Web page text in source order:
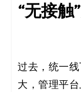
“无接触
过去，统一
大，管理平